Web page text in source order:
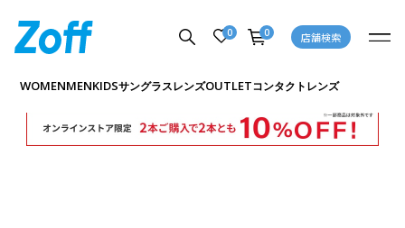
0 0 店舗検索
WOMENMENKIDSサングラスレンズOUTLETコンタクトレンズ
商品詳細ページへ